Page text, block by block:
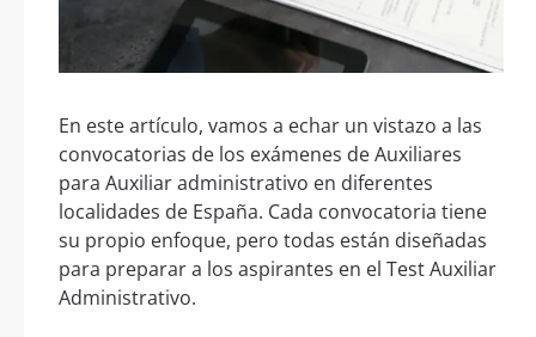
En este artículo, vamos a echar un vistazo a las
convocatorias de los exámenes de Auxiliares
para Auxiliar administrativo en diferentes
localidades de España. Cada convocatoria tiene
su propio enfoque, pero todas están diseñadas
para preparar a los aspirantes en el Test Auxiliar
Administrativo.